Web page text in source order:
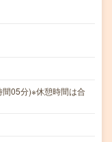
05分)※休憩時間は合